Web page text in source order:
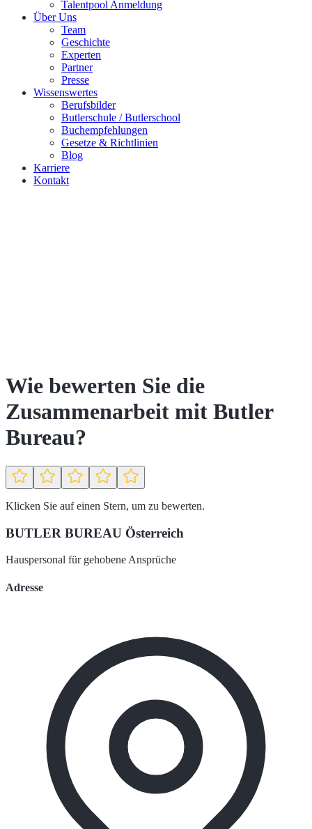
Talentpool Anmeldung
Über Uns
Team
Geschichte
Experten
Partner
Presse
Wissenswertes
Berufsbilder
Butlerschule / Butlerschool
Buchempfehlungen
Gesetze & Richtlinien
Blog
Karriere
Kontakt
Wie bewerten Sie die
Zusammenarbeit mit Butler
Bureau?
Klicken Sie auf einen Stern, um zu bewerten.
BUTLER BUREAU Österreich
Hauspersonal für gehobene Ansprüche
Adresse